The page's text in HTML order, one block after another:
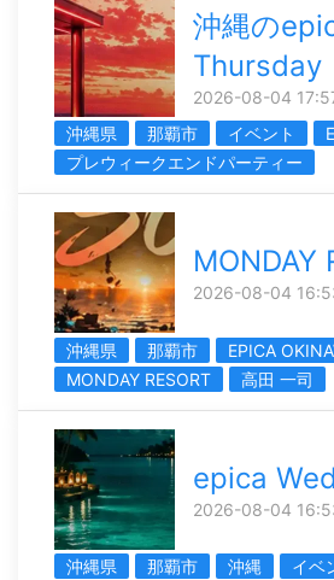
沖縄の
Thursday
2026-08-04
沖縄県
那覇市 イベント
プレウィークエンドパーティー
MONDAY
2026-08-04
沖縄県 那覇市
EPICA
MONDAY RESORT
高田 一司
epica
2026-08-04
沖縄県 那覇市 沖縄
イベ